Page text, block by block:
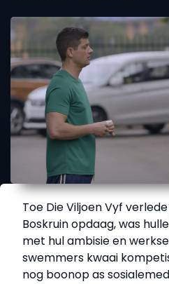
Toe Die Viljoen Vyf
Boskruin opdaag, was
met hul ambisie en
swemmers kwaai
nog boonop as